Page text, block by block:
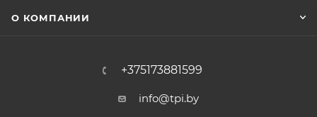
О КОМПАНИИ
+375173881599
info@tpi.by